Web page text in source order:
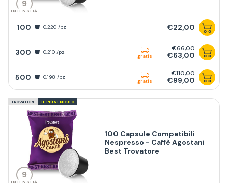
9
INTENSITÀ
100 0,220 /pz €22,00
300 0,210 /pz
gratis
€66,00
€63,00
500 0,198 /pz
gratis
€110,00
€99,00
TROVATORE IL PIÙ VENDUTO
9
100 Capsule Compatibili
Nespresso - Caffè Agostani
Best Trovatore